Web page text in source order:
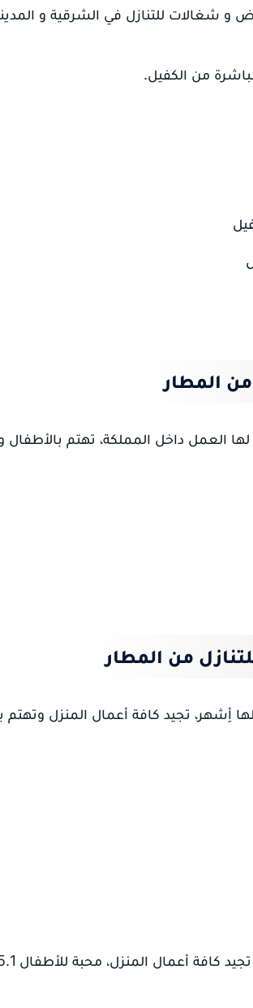
و شغالات للتنازل في الشرقية و
من الكفيل.
المطار
العمل داخل المملكة، تهتم بالأطفال
من المطار
أِشهر، تجيد كافة أعمال المنزل وتهتم
كافة أعمال المنزل، محبة للأطفال 5.1 4